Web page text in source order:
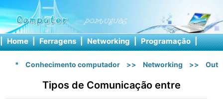
| Home | Ferragens | Networking | Programação |
* Conhecimento computador >> Networking >>
Tipos de Comunicação entre